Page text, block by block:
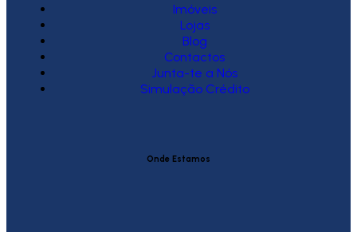
Imóveis
Lojas
Blog
Contactos
Junta-te a Nós
Simulação Crédito
Onde Estamos